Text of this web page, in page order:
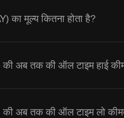
का मूल्य कितना होता है?
(RAY) के लिए रीयल-
डिमांड के साथ-साथ मार्केट
अब तक की ऑल टाइम हाई
अब तक की ऑल टाइम लो